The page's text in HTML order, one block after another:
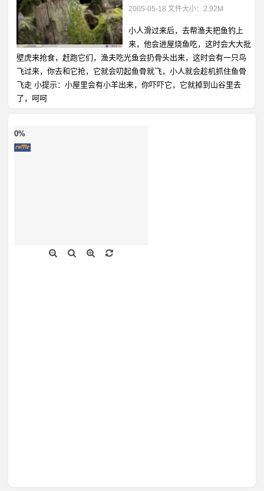
2005-05-18 文件大小：2.92M
小人滑过来后，去帮渔夫把鱼钓上
来，他会进屋烧鱼吃，这时会大大批
壁虎来抢食，赶跑它们，渔夫吃光鱼会扔骨头出来，这时会有一只鸟
飞过来，你去和它抢，它就会叨起鱼骨就飞，小人就会趁机抓住鱼骨
飞走 小提示：小屋里会有小羊出来，你吓吓它，它就掉到山谷里去
了，呵呵
0%